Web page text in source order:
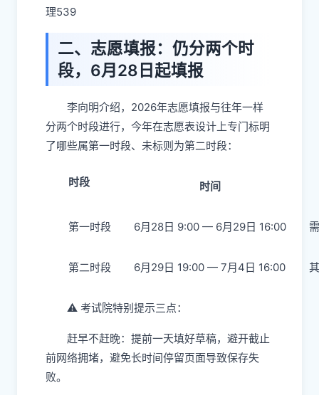
理539
二、志愿填报：仍分两个时
段，6月28日起填报
李向明介绍，2026年志愿填报与往年一样
分两个时段进行，今年在志愿表设计上专门标明
了哪些属第一时段、未标则为第二时段：
时段 时间
第一时段​ 6月28日 9:00 — 6月29日 16:00
第二时段​ 6月29日 19:00 — 7月4日 16:00
⚠️ 考试院特别提示三点：
赶早不赶晚：提前一天填好草稿，避开截止
前网络拥堵，避免长时间停留页面导致保存失
败。